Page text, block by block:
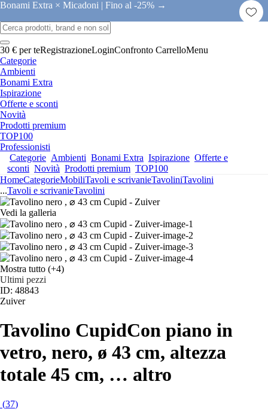
Bonami Extra × Micadoni | Fino al -25% →
30 € per teRegistrazioneLoginConfronto CarrelloMenu
Categorie
Ambienti
Bonami Extra
Ispirazione
Offerte e sconti
Novità
Prodotti premium
TOP100
Professionisti
Categorie Ambienti Bonami Extra Ispirazione Offerte e
sconti Novità Prodotti premium TOP100
HomeCategorieMobiliTavoli e scrivanieTavoliniTavolini
...Tavoli e scrivanieTavolini
Vedi la galleria
Mostra tutto (+4)
Ultimi pezzi
ID: 48843
Zuiver
Tavolino CupidCon piano in
vetro, nero, ø 43 cm, altezza
totale 45 cm, … altro
(37)